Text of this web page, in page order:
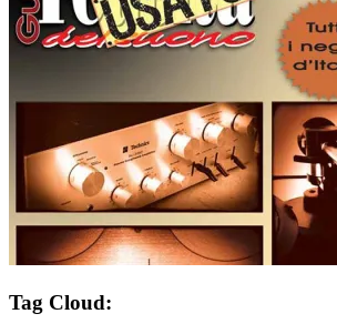
Tag Cloud: